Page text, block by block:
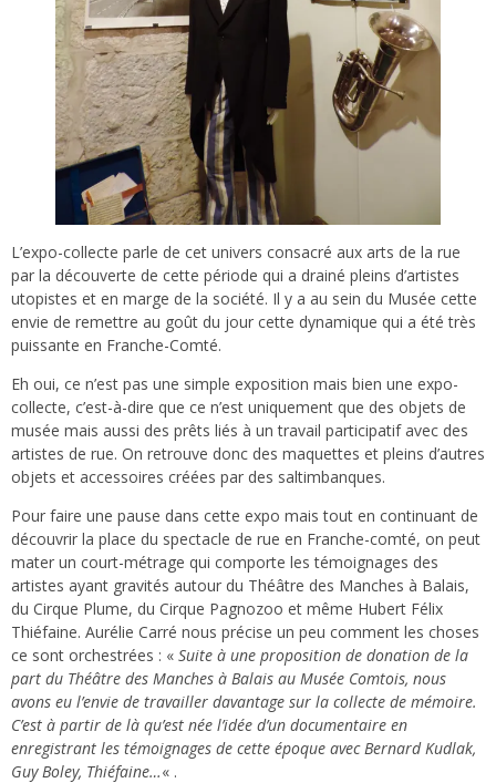
L’expo-collecte parle de cet univers consacré aux arts de la rue
par la découverte de cette période qui a drainé pleins d’artistes
utopistes et en marge de la société. Il y a au sein du Musée cette
envie de remettre au goût du jour cette dynamique qui a été très
puissante en Franche-Comté.
Eh oui, ce n’est pas une simple exposition mais bien une expo-
collecte, c’est-à-dire que ce n’est uniquement que des objets de
musée mais aussi des prêts liés à un travail participatif avec des
artistes de rue. On retrouve donc des maquettes et pleins d’autres
objets et accessoires créées par des saltimbanques.
Pour faire une pause dans cette expo mais tout en continuant de
découvrir la place du spectacle de rue en Franche-comté, on peut
mater un court-métrage qui comporte les témoignages des
artistes ayant gravités autour du Théâtre des Manches à Balais,
du Cirque Plume, du Cirque Pagnozoo et même Hubert Félix
Thiéfaine. Aurélie Carré nous précise un peu comment les choses
ce sont orchestrées : « Suite à une proposition de donation de la
part du Théâtre des Manches à Balais au Musée Comtois, nous
avons eu l’envie de travailler davantage sur la collecte de mémoire.
C’est à partir de là qu’est née l’idée d’un documentaire en
enregistrant les témoignages de cette époque avec Bernard Kudlak,
Guy Boley, Thiéfaine…« .